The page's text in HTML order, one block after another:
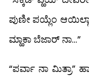
ಪುಣೀ ಪಯ್ಲೆಂ
ಮ್ಹಾಕಾ ಬೆಜಾರ್ ನಾ…”
“ಪರ್ವಾ ನಾ ಮಿತ್ರಾ”